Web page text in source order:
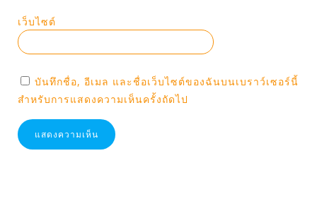
เว็บไซต์
บันทึกชื่อ, อีเมล และชื่อเว็บไซต์ของฉันบนเบราว์เซอร์นี้
สำหรับการแสดงความเห็นครั้งถัดไป